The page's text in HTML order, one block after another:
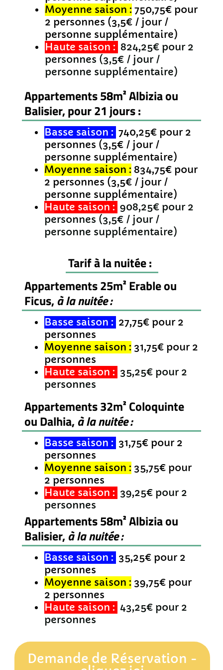
Tarif à la nuitée :
Appartements 25m² Erable ou
Ficus, à la nuitée :
Basse saison : 27,75€ pour 2
personnes
Moyenne saison : 31,75€ pour 2
personnes
Haute saison : 35,25€ pour 2
personnes
Moyenne saison : 750,75€ pour
2 personnes (3,5€ / jour /
personne supplémentaire)
Haute saison : 824,25€ pour 2
personnes (3,5€ / jour /
personne supplémentaire)
Appartements 32m² Coloquinte
ou Dalhia, à la nuitée :
Basse saison : 31,75€ pour 2
personnes
Moyenne saison : 35,75€ pour
2 personnes
Haute saison : 39,25€ pour 2
personnes
Appartements 58m² Albizia ou
Balisier, pour 21 jours :
Basse saison : 740,25€ pour 2
personnes (3,5€ / jour /
personne supplémentaire)
Moyenne saison : 834,75€ pour
2 personnes (3,5€ / jour /
personne supplémentaire)
Haute saison : 908,25€ pour 2
personnes (3,5€ / jour /
personne supplémentaire)
Appartements 58m² Albizia ou
Balisier, à la nuitée :
Basse saison : 35,25€ pour 2
personnes
Moyenne saison : 39,75€ pour
2 personnes
Haute saison : 43,25€ pour 2
personnes
Demande de Réservation -